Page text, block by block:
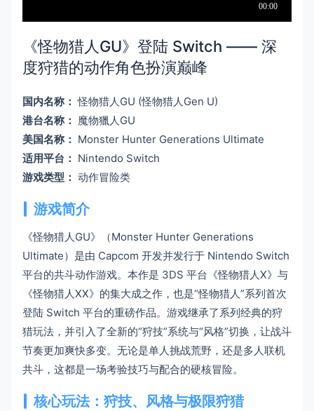
《怪物猎人GU》登陆 Switch —— 深
度狩猎的动作角色扮演巅峰
国内名称： 怪物猎人GU (怪物猎人Gen U)
港台名称： 魔物獵人GU
美国名称： Monster Hunter Generations Ultimate
适用平台： Nintendo Switch
游戏类型： 动作冒险类
游戏简介
《怪物猎人GU》（Monster Hunter Generations
Ultimate）是由 Capcom 开发并发行于 Nintendo Switch
平台的共斗动作游戏。本作是 3DS 平台《怪物猎人X》与
《怪物猎人XX》的集大成之作，也是“怪物猎人”系列首次
登陆 Switch 平台的重磅作品。游戏继承了系列经典的狩
猎玩法，并引入了全新的“狩技”系统与“风格”切换，让战斗
节奏更加爽快多变。无论是单人挑战荒野，还是多人联机
共斗，这都是一场考验技巧与配合的硬核冒险。
核心玩法：狩技、风格与极限狩猎